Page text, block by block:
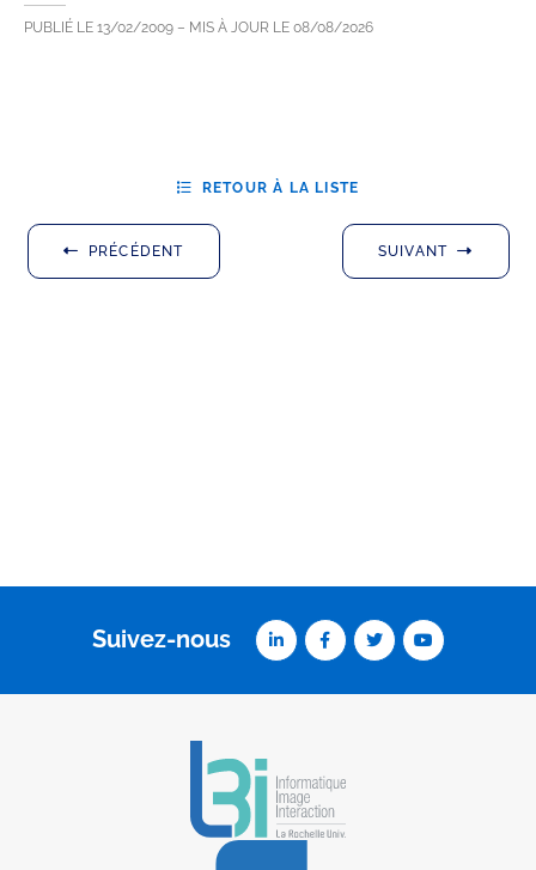
PUBLIÉ LE 13/02/2009 – MIS À JOUR LE 08/08/2026
PRÉCÉDENT
RETOUR À LA LISTE
SUIVANT
Suivez-nous